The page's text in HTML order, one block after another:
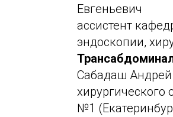
Евгеньевич
ассистент
эндоскопии,
Сабадаш
№1